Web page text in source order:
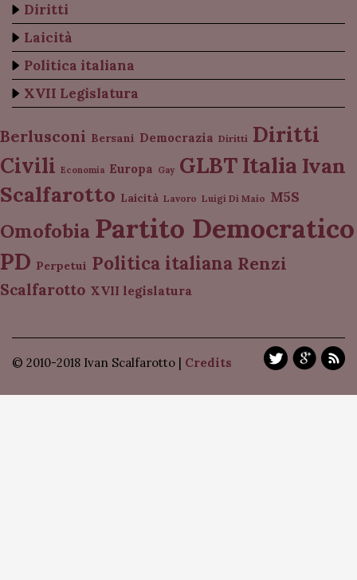
Diritti
Laicità
Politica italiana
XVII Legislatura
Berlusconi Bersani Democrazia Diritti Diritti
Civili Economia Europa Gay GLBT Italia Ivan
Scalfarotto Laicità Lavoro Luigi Di Maio M5S
Omofobia Partito Democratico
PD Perpetui Politica italiana Renzi
Scalfarotto XVII legislatura
© 2010-2018 Ivan Scalfarotto | Credits